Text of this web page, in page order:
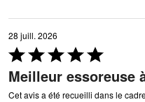
28 juill. 2026
Coté
5 sur
5
Meilleur essoreuse
Cet avis a été recueilli dans le